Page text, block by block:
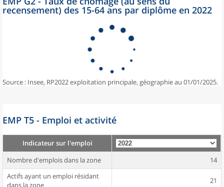
recensement) des 15-64 ans par diplôme en 2022
Source : Insee, RP2022 exploitation principale, géographie au 01/01/2025.
EMP T5 - Emploi et activité
Indicateur sur l'emploi
Nombre d'emplois dans la zone
14
Actifs ayant un emploi résidant
dans la zone
21